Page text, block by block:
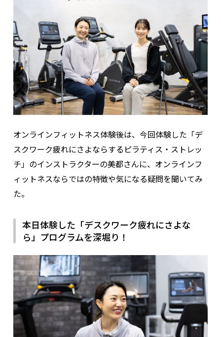
オンラインフィットネス体験後は、今回体験した「デ
スクワーク疲れにさよならするピラティス・ストレッ
チ」のインストラクターの美都さんに、オンラインフ
ィットネスならではの特徴や気になる疑問を聞いてみ
た。
本日体験した「デスクワーク疲れにさよな
ら」プログラムを深堀り！